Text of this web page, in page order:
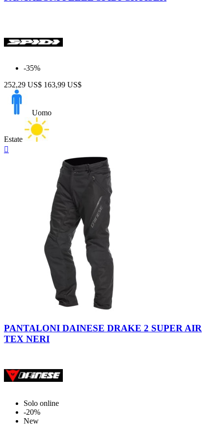
-35%
252,29 US$ 163,99 US$
Uomo
Estate

Nero
PANTALONI DAINESE DRAKE 2 SUPER AIR
TEX NERI
Solo online
-20%
New